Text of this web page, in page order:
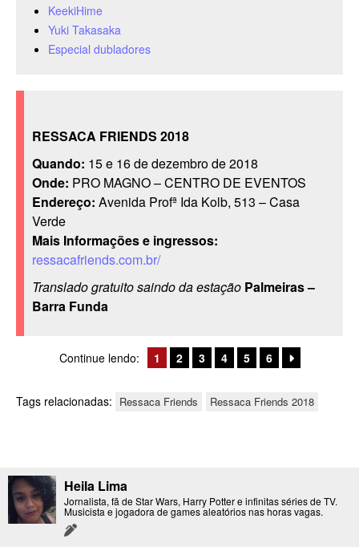
KeekiHime
Yuki Takasaka
Especial dubladores
RESSACA FRIENDS 2018
Quando: 15 e 16 de dezembro de 2018
Onde: PRO MAGNO – CENTRO DE EVENTOS
Endereço: Avenida Profª Ida Kolb, 513 – Casa
Verde
Mais Informações e ingressos:
ressacafriends.com.br/
Translado gratuito saindo da estação Palmeiras –
Barra Funda
Continue lendo: 1 2 3 4 5 6
Tags relacionadas: Ressaca Friends Ressaca Friends 2018
Heila Lima
Jornalista, fã de Star Wars, Harry Potter e infinitas séries de TV.
Musicista e jogadora de games aleatórios nas horas vagas.